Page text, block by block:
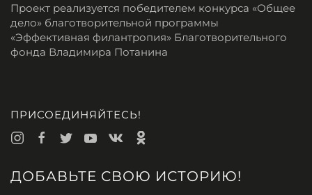
Проект реализуется победителем конкурса «Общее
дело» благотворительной программы
«Эффективная филантропия» Благотворительного
фонда Владимира Потанина
ПРИСОЕДИНЯЙТЕСЬ!
ДОБАВЬТЕ СВОЮ ИСТОРИЮ!